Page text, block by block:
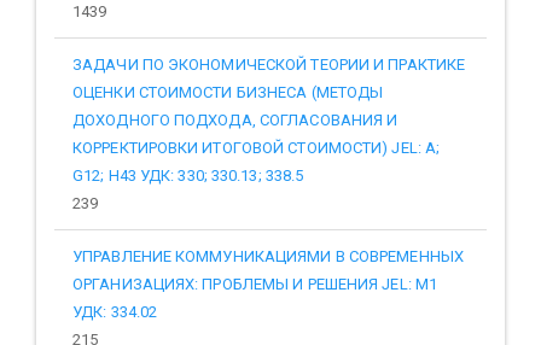
1439
ЗАДАЧИ ПО ЭКОНОМИЧЕСКОЙ ТЕОРИИ И ПРАКТИКЕ
ОЦЕНКИ СТОИМОСТИ БИЗНЕСА (МЕТОДЫ
ДОХОДНОГО ПОДХОДА, СОГЛАСОВАНИЯ И
КОРРЕКТИРОВКИ ИТОГОВОЙ СТОИМОСТИ) JEL: A;
G12; H43 УДК: 330; 330.13; 338.5
239
УПРАВЛЕНИЕ КОММУНИКАЦИЯМИ В СОВРЕМЕННЫХ
ОРГАНИЗАЦИЯХ: ПРОБЛЕМЫ И РЕШЕНИЯ JEL: M1
УДК: 334.02
215